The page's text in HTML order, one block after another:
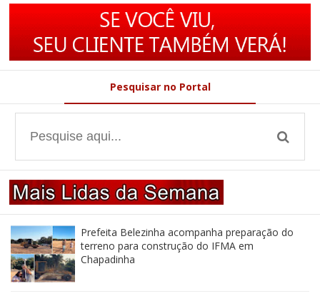
Pesquisar no Portal
Prefeita Belezinha acompanha preparação do
terreno para construção do IFMA em
Chapadinha